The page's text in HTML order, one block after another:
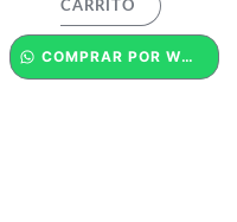
CARRITO
COMPRAR POR WHATSAPP